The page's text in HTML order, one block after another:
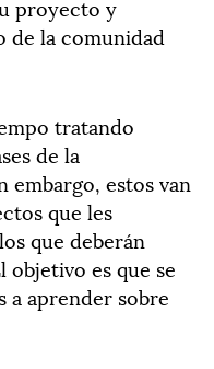
proyecto y
de la comunidad
tratando
de la
embargo, estos van
que les
que deberán
objetivo es que se
a aprender sobre